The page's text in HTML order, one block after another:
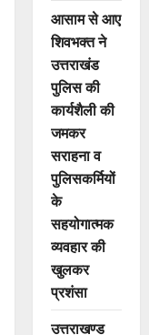
आसाम से आए
शिवभक्त ने
उत्तराखंड
पुलिस की
कार्यशैली की
जमकर
सराहना व
पुलिसकर्मियों
के
सहयोगात्मक
व्यवहार की
खुलकर
प्रशंसा
उत्तराखण्ड